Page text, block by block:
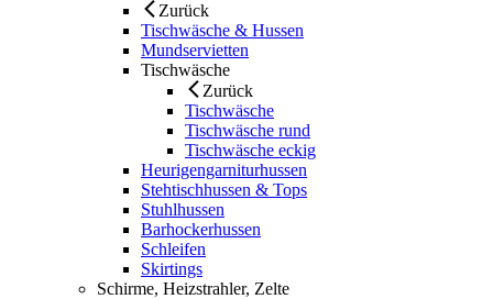
Zurück
Tischwäsche & Hussen
Mundservietten
Tischwäsche
Zurück
Tischwäsche
Tischwäsche rund
Tischwäsche eckig
Heurigengarniturhussen
Stehtischhussen & Tops
Stuhlhussen
Barhockerhussen
Schleifen
Skirtings
Schirme, Heizstrahler, Zelte